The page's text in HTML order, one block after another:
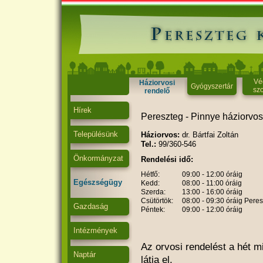
Háziorvosi
rendelő
Gyógyszertár
Hírek
Településünk
Önkormányzat
Egészségügy
Gazdaság
Intézmények
Naptár
Pereszteg - Pinnye
Háziorvos: dr. Bártfai Zoltán
Tel.: 99/360-546
Rendelési idő:
Hétfő:
09:00 - 12:00 óráig
Kedd:
08:00 - 11:00 óráig
Szerda:
13:00 - 16:00 óráig
Csütörtök:
08:00 - 09:30 óráig
Péntek:
09:00 - 12:00 óráig
Az orvosi rendelést a hét
látja el.